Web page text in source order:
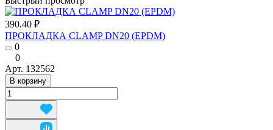
390.40 ₽
ПРОКЛАДКА CLAMP DN20 (EPDM)
0
0
Арт. 132562
В корзину